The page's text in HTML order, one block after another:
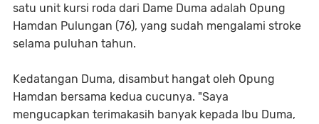
satu unit kursi roda dari Dame Duma adalah Opung
Hamdan Pulungan (76), yang sudah mengalami stroke
selama puluhan tahun.
Kedatangan Duma, disambut hangat oleh Opung
Hamdan bersama kedua cucunya. "Saya
mengucapkan terimakasih banyak kepada Ibu Duma,